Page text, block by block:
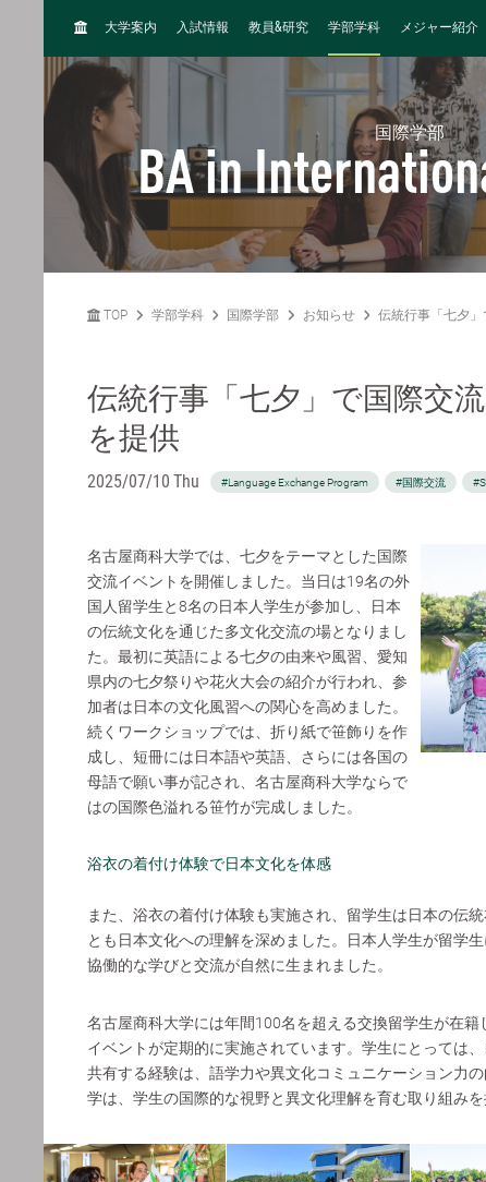
H
大学案内 入試情報 教員&研究 学部学科 メジャー紹介
国際学部
BA in
TOP 学部学科 国際学部 お知らせ 伝統行事「七夕
伝統行事「七夕」で国際交
を提供
2025/07/10 Thu #Language Exchange Program #国際交流
名古屋商科大学では、七夕をテーマとした国際
交流イベントを開催しました。当日は19名の外
国人留学生と8名の日本人学生が参加し、日本
の伝統文化を通じた多文化交流の場となりまし
た。最初に英語による七夕の由来や風習、愛知
県内の七夕祭りや花火大会の紹介が行われ、参
加者は日本の文化風習への関心を高めました。
続くワークショップでは、折り紙で笹飾りを作
成し、短冊には日本語や英語、さらには各国の
母語で願い事が記され、名古屋商科大学ならで
はの国際色溢れる笹竹が完成しました。
浴衣の着付け体験で日本文化を体感
また、浴衣の着付け体験も実施され、留学生は日本の伝
とも日本文化への理解を深めました。日本人学生が留学
協働的な学びと交流が自然に生まれました。
名古屋商科大学には年間100名を超える交換留学生が在
イベントが定期的に実施されています。学生にとっては
共有する経験は、語学力や異文化コミュニケーション力
学は、学生の国際的な視野と異文化理解を育む取り組みを